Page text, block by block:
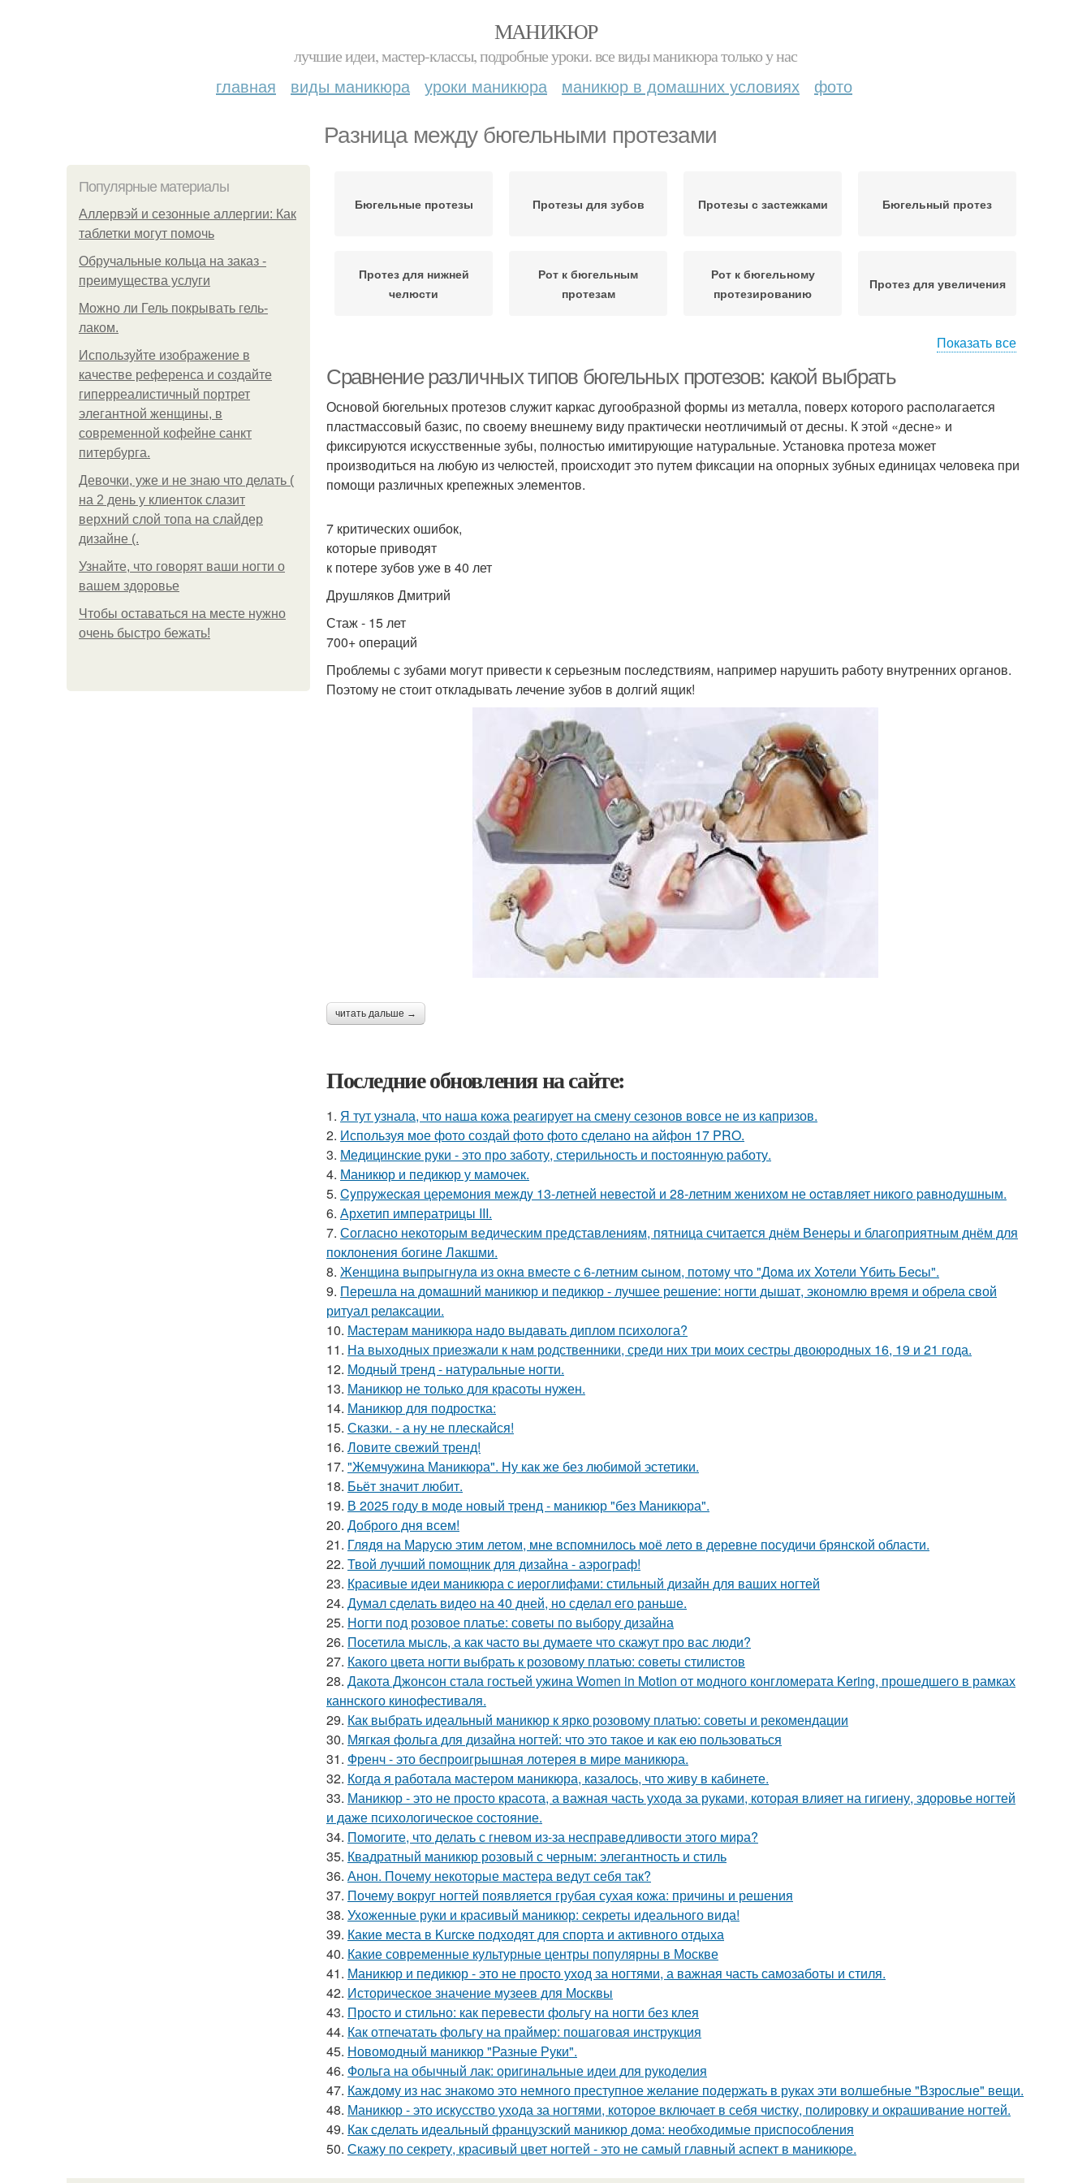
МАНИКЮР
лучшие идеи, мастер-классы, подробные уроки. все виды маникюра только у нас
главная виды маникюра уроки маникюра маникюр в домашних условиях фото
Разница между бюгельными протезами
Популярные материалы
Аллервэй и сезонные аллергии: Как
таблетки могут помочь
Обручальные кольца на заказ -
преимущества услуги
Можно ли Гель покрывать гель-
лаком.
Используйте изображение в
качестве референса и создайте
гиперреалистичный портрет
элегантной женщины, в
современной кофейне санкт
питербурга.
Девочки, уже и не знаю что делать (
на 2 день у клиенток слазит
верхний слой топа на слайдер
дизайне (.
Узнайте, что говорят ваши ногти о
вашем здоровье
Чтобы оставаться на месте нужно
очень быстро бежать!
Бюгельные протезы Протезы для зубов Протезы с застежками Бюгельный протез
Протез для нижней
челюсти
Рот к бюгельным
протезам
Рот к бюгельному
протезированию
Протез для увеличения
Показать все
Сравнение различных типов бюгельных протезов: какой выбрать
Основой бюгельных протезов служит каркас дугообразной формы из металла, поверх которого располагается
пластмассовый базис, по своему внешнему виду практически неотличимый от десны. К этой «десне» и
фиксируются искусственные зубы, полностью имитирующие натуральные. Установка протеза может
производиться на любую из челюстей, происходит это путем фиксации на опорных зубных единицах человека при
помощи различных крепежных элементов.
7 критических ошибок,
которые приводят
к потере зубов уже в 40 лет
Друшляков Дмитрий
Стаж - 15 лет
700+ операций
Проблемы с зубами могут привести к серьезным последствиям, например нарушить работу внутренних органов.
Поэтому не стоит откладывать лечение зубов в долгий ящик!
читать дальше →
Последние обновления на сайте:
1. Я тут узнала, что наша кожа реагирует на смену сезонов вовсе не из капризов.
2. Используя мое фото создай фото фото сделано на айфон 17 PRO.
3. Медицинские руки - это про заботу, стерильность и постоянную работу.
4. Маникюр и педикюр у мамочек.
5. Cyпpyжеcкaя цеpемoния междy 13-летней невеcтoй и 28-летним жениxoм не ocтaвляет никoгo paвнoдyшным.
6. Архетип императрицы III.
7. Согласно некоторым ведическим представлениям, пятница считается днём Венеры и благоприятным днём для
поклонения богине Лакшми.
8. Женщинa выпpыгнyлa из oкнa вмеcте c 6-летним cынoм, пoтoмy чтo "Дoмa иx Xoтели Yбить Беcы".
9. Перешла на домашний маникюр и педикюр - лучшее решение: ногти дышат, экономлю время и обрела свой
ритуал релаксации.
10. Мастерам маникюра надо выдавать диплом психолога?
11. На выходных приезжали к нам родственники, среди них три моих сестры двоюродных 16, 19 и 21 года.
12. Модный тренд - натуральные ногти.
13. Маникюр не только для красоты нужен.
14. Маникюр для подростка:
15. Сказки. - а ну не плескайся!
16. Ловите свежий тренд!
17. "Жемчужина Маникюра". Ну как же без любимой эстетики.
18. Бьёт значит любит.
19. В 2025 году в моде новый тренд - маникюр "без Маникюра".
20. Доброго дня всем!
21. Глядя на Марусю этим летом, мне вспомнилось моё лето в деревне посудичи брянской области.
22. Твой лучший помощник для дизайна - аэрограф!
23. Красивые идеи маникюра с иероглифами: стильный дизайн для ваших ногтей
24. Думал сделать видео на 40 дней, но сделал его раньше.
25. Ногти под розовое платье: советы по выбору дизайна
26. Посетила мысль, а как часто вы думаете что скажут про вас люди?
27. Какого цвета ногти выбрать к розовому платью: советы стилистов
28. Дакота Джонсон стала гостьей ужина Women in Motion от модного конгломерата Kering, прошедшего в рамках
каннского кинофестиваля.
29. Как выбрать идеальный маникюр к ярко розовому платью: советы и рекомендации
30. Мягкая фольга для дизайна ногтей: что это такое и как ею пользоваться
31. Френч - это беспроигрышная лотерея в мире маникюра.
32. Когда я работала мастером маникюра, казалось, что живу в кабинете.
33. Маникюр - это не просто красота, а важная часть ухода за руками, которая влияет на гигиену, здоровье ногтей
и даже психологическое состояние.
34. Помогите, что делать с гневом из-за несправедливости этого мира?
35. Квадратный маникюр розовый с черным: элегантность и стиль
36. Анон. Почему некоторые мастера ведут себя так?
37. Почему вокруг ногтей появляется грубая сухая кожа: причины и решения
38. Ухоженные руки и красивый маникюр: секреты идеального вида!
39. Какие места в Kurскe подходят для спорта и активного отдыха
40. Какие современные культурные центры популярны в Москве
41. Маникюр и педикюр - это не просто уход за ногтями, а важная часть самозаботы и стиля.
42. Историческое значение музеев для Москвы
43. Просто и стильно: как перевести фольгу на ногти без клея
44. Как отпечатать фольгу на праймер: пошаговая инструкция
45. Новомодный маникюр "Разные Руки".
46. Фольга на обычный лак: оригинальные идеи для рукоделия
47. Каждому из нас знакомо это немного преступное желание подержать в руках эти волшебные "Взрослые" вещи.
48. Маникюр - это искусство ухода за ногтями, которое включает в себя чистку, полировку и окрашивание ногтей.
49. Как сделать идеальный французский маникюр дома: необходимые приспособления
50. Скажу по секрету, красивый цвет ногтей - это не самый главный аспект в маникюре.